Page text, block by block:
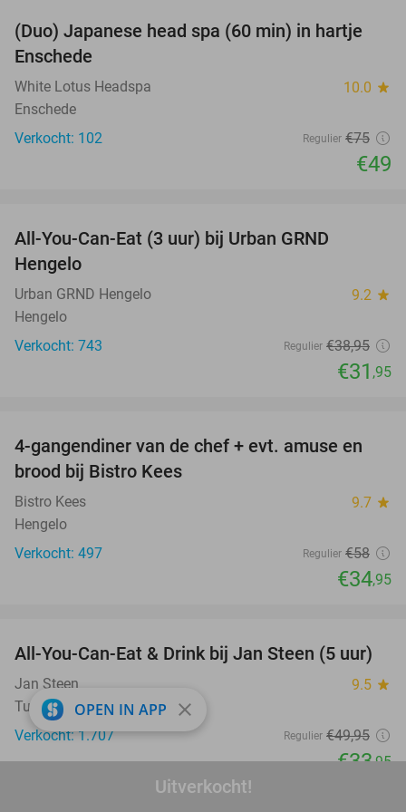
Uitverkocht!
35%
(Duo) Japanese head spa (60 min) in hartje
Enschede
White Lotus Headspa 10.0 star
Enschede
Verkocht: 102
Regulier €75
€49
All-You-Can-Eat (3 uur) bij Urban GRND
Hengelo
Urban GRND Hengelo 9.2 star
Hengelo
Verkocht: 743
Regulier €38,95
€31 ,95
40%
4-gangendiner van de chef + evt. amuse en
brood bij Bistro Kees
Bistro Kees 9.7 star
Hengelo
Verkocht: 497
Regulier €58
€34,95
32%
All-You-Can-Eat & Drink bij Jan Steen (5 uur)
Jan Steen 9.5 star
Tubbergen
Verkocht: 1.707
Regulier €49,95
€33,95
OPEN IN APP close